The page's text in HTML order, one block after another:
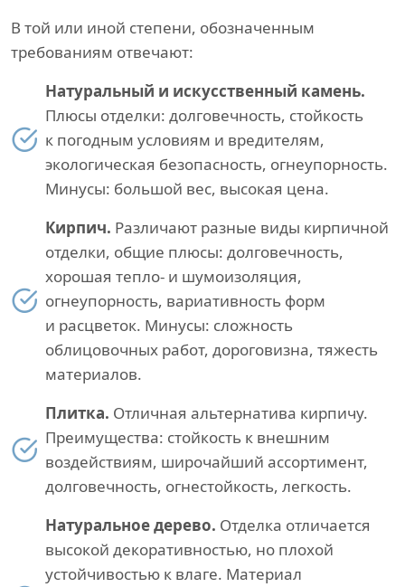
В той или иной степени, обозначенным
требованиям отвечают:
Натуральный и искусственный камень.
Плюсы отделки: долговечность, стойкость
к погодным условиям и вредителям,
экологическая безопасность, огнеупорность.
Минусы: большой вес, высокая цена.
Кирпич. Различают разные виды кирпичной
отделки, общие плюсы: долговечность,
хорошая тепло- и шумоизоляция,
огнеупорность, вариативность форм
и расцветок. Минусы: сложность
облицовочных работ, дороговизна, тяжесть
материалов.
Плитка. Отличная альтернатива кирпичу.
Преимущества: стойкость к внешним
воздействиям, широчайший ассортимент,
долговечность, огнестойкость, легкость.
Натуральное дерево. Отделка отличается
высокой декоративностью, но плохой
устойчивостью к влаге. Материал